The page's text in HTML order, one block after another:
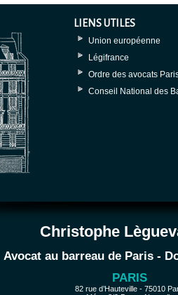
LIENS UTILES
Union européenne
Légifrance
Ordre des avocats
Conseil National des
Christophe
Avocat au barreau de Paris -
PARIS
82 rue d’Hauteville - 75010